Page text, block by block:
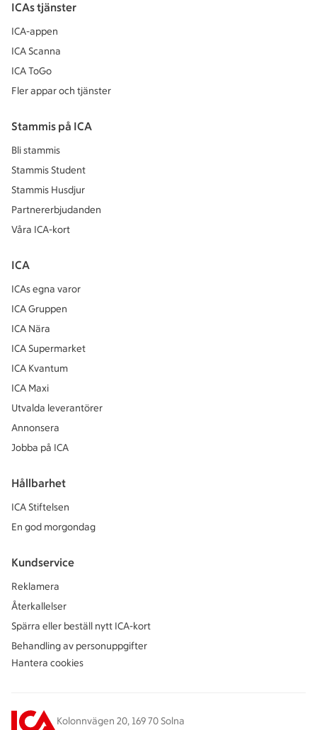
ICAs tjänster
ICA-appen
ICA Scanna
ICA ToGo
Fler appar och tjänster
Stammis på ICA
Bli stammis
Stammis Student
Stammis Husdjur
Partnererbjudanden
Våra ICA-kort
ICA
ICAs egna varor
ICA Gruppen
ICA Nära
ICA Supermarket
ICA Kvantum
ICA Maxi
Utvalda leverantörer
Annonsera
Jobba på ICA
Hållbarhet
ICA Stiftelsen
En god morgondag
Kundservice
Reklamera
Återkallelser
Spärra eller beställ nytt ICA-kort
Behandling av personuppgifter
Hantera cookies
Kolonnvägen 20, 169 70 Solna